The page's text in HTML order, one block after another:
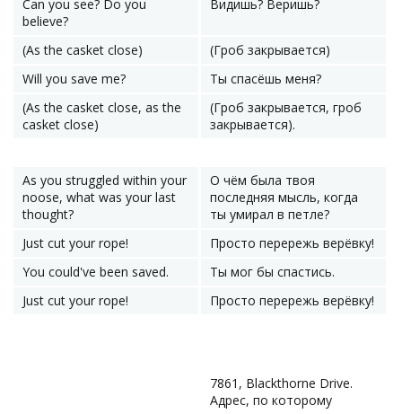
Can you see? Do you
believe?
Видишь? Веришь?
(As the casket close)
(Гроб закрывается)
Will you save me?
Ты спасёшь меня?
(As the casket close, as the
casket close)
(Гроб закрывается, гроб
закрывается).
As you struggled within your
noose, what was your last
thought?
О чём была твоя
последняя мысль, когда
ты умирал в петле?
Just cut your rope!
Просто перережь верёвку!
You could've been saved.
Ты мог бы спастись.
Just cut your rope!
Просто перережь верёвку!
7861, Blackthorne Drive.
Адрес, по которому